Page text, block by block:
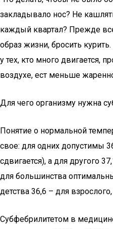
закладывало нос? Не
каждый квартал? Прежде
образ жизни, бросить
у тех, кто много двигается,
воздухе, ест меньше
Для чего организму нужна
Понятие о нормальной
свое: для одних допустимы
сдвигается), а для другого
для большинства
детства 36,6 – для
Субфебрилитетом в